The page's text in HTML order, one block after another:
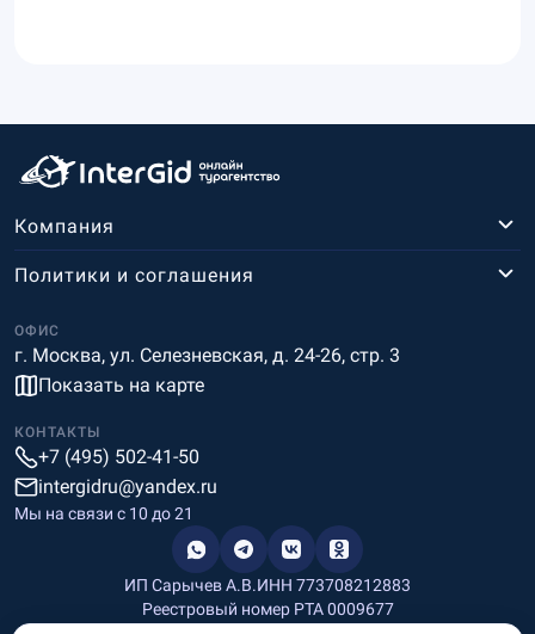
Компания
ОФИС
г. Москва, ул. Селезневская, д. 24-26, стр. 3
Показать на карте
Политики и соглашения
КОНТАКТЫ
+7 (495) 502-41-50
intergidru@yandex.ru
Мы на связи c 10 до 21
ИП Сарычев А.В.ИНН 773708212883
Реестровый номер РТА 0009677